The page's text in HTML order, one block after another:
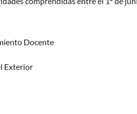
Docente
Exterior